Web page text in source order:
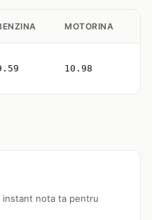
MOTORINA
10.98
nota ta pentru